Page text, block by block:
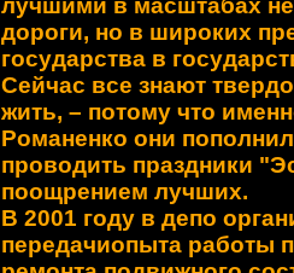
лучшими в масштабах
дороги, но в широких
государства в
Сейчас все знают
жить, – потому что
Романенко они
проводить праздники
поощрением лучших.
В 2001 году в депо
передачиопыта работы